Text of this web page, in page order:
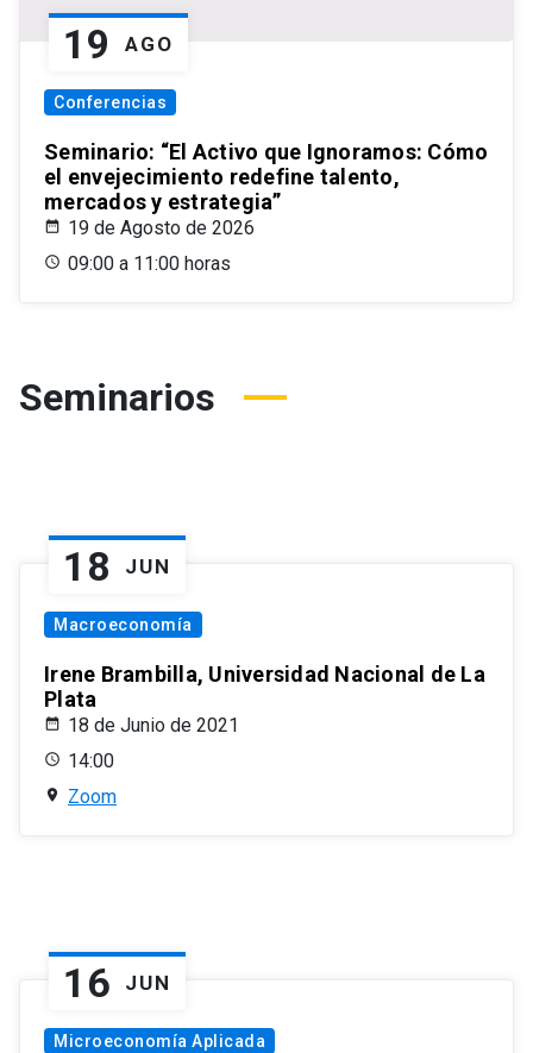
19 AGO
Conferencias
Seminario: “El Activo que Ignoramos: Cómo
el envejecimiento redefine talento,
mercados y estrategia”
19 de Agosto de 2026
09:00 a 11:00 horas
Seminarios
18 JUN
Macroeconomía
Irene Brambilla, Universidad Nacional de La
Plata
18 de Junio de 2021
14:00
Zoom
16 JUN
Microeconomía Aplicada